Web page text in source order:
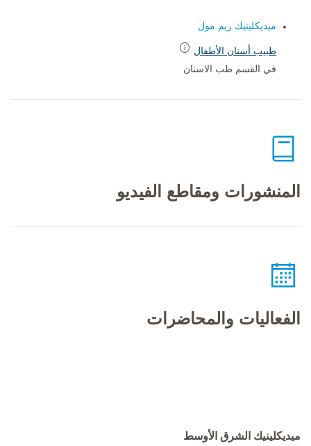
ميديكلينيك ريم مول
طبيب أسنان الأطفال
في القسم طب الاسنان
المنشورات ومقاطع الفيديو
الفعاليات والمحاضرات
ميديكلينيك الشرق الأوسط